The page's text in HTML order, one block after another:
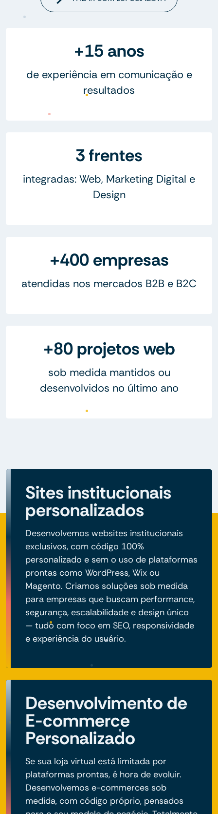
+15 anos
de experiência em comunicação e
resultados
3 frentes
integradas: Web, Marketing Digital e
Design
+400 empresas
atendidas nos mercados B2B e B2C
+80 projetos web
sob medida mantidos ou
desenvolvidos no último ano
Sites institucionais
personalizados
Desenvolvemos websites institucionais
exclusivos, com código 100%
personalizado e sem o uso de plataformas
prontas como WordPress, Wix ou
Magento. Criamos soluções sob medida
para empresas que buscam performance,
segurança, escalabilidade e design único
— tudo com foco em SEO, responsividade
e experiência do usuário.
Desenvolvimento de
E-commerce
Personalizado
Se sua loja virtual está limitada por
plataformas prontas, é hora de evoluir.
Desenvolvemos e-commerces sob
medida, com código próprio, pensados